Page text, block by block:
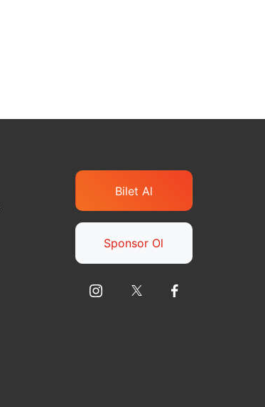
Bilet Al
Sponsor Ol